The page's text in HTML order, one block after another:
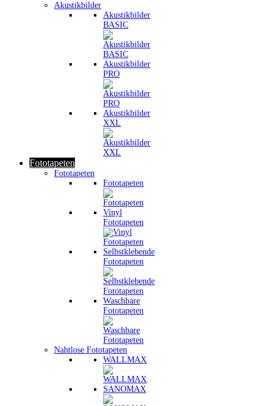
Akustikbilder
Akustikbilder
BASIC
Akustikbilder
PRO
Akustikbilder
XXL
Fototapeten
Fototapeten
Fototapeten
Vinyl
Fototapeten
Selbstklebende
Fototapeten
Waschbare
Fototapeten
Nahtlose Fototapeten
WALLMAX
SANOMAX